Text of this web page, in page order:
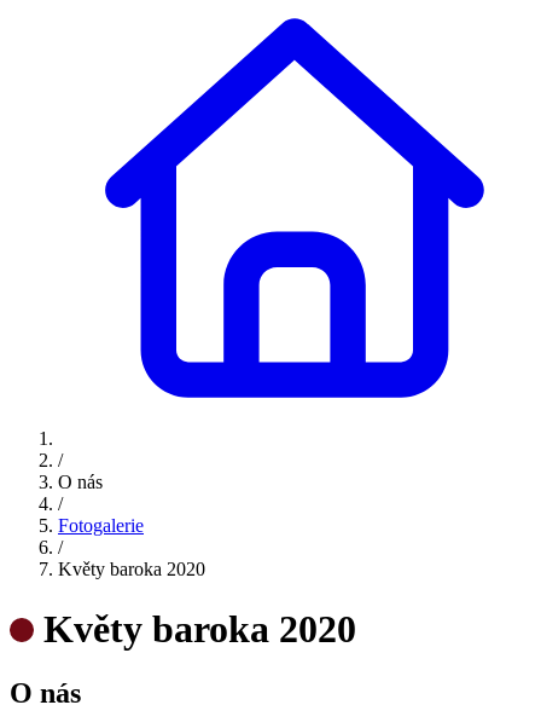
/
O nás
/
Fotogalerie
/
Květy baroka 2020
Květy baroka 2020
O nás